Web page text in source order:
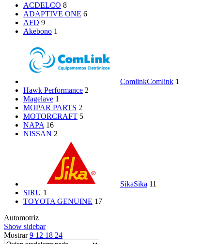
ACDELCO 8
ADAPTIVE ONE 6
AFD 9
Akebono 1
ComlinkComlink 1
Hawk Performance 2
Magelave 1
MOPAR PARTS 2
MOTORCRAFT 5
NAPA 16
NISSAN 2
SikaSika 11
SIRU 1
TOYOTA GENUINE 17
Automotriz
Show sidebar
Mostrar9 12 18 24